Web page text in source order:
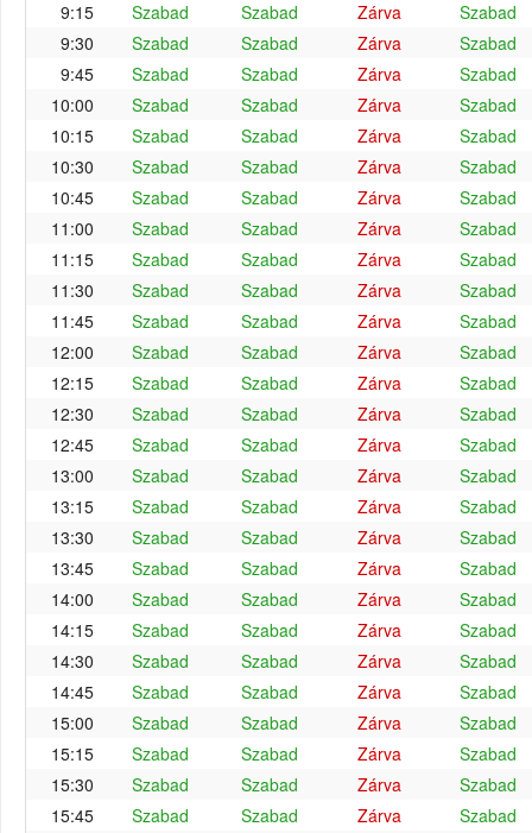
9:15
Szabad Szabad Zárva
Szabad
9:30
Szabad Szabad Zárva
Szabad
9:45
Szabad Szabad Zárva
Szabad
10:00
Szabad Szabad Zárva
Szabad
10:15
Szabad Szabad Zárva
Szabad
10:30
Szabad Szabad Zárva
Szabad
10:45
Szabad Szabad Zárva
Szabad
11:00
Szabad Szabad Zárva
Szabad
11:15
Szabad Szabad Zárva
Szabad
11:30
Szabad Szabad Zárva
Szabad
11:45
Szabad Szabad Zárva
Szabad
12:00
Szabad Szabad Zárva
Szabad
12:15
Szabad Szabad Zárva
Szabad
12:30
Szabad Szabad Zárva
Szabad
12:45
Szabad Szabad Zárva
Szabad
13:00
Szabad Szabad Zárva
Szabad
13:15
Szabad Szabad Zárva
Szabad
13:30
Szabad Szabad Zárva
Szabad
13:45
Szabad Szabad Zárva
Szabad
14:00
Szabad Szabad Zárva
Szabad
14:15
Szabad Szabad Zárva
Szabad
14:30
Szabad Szabad Zárva
Szabad
14:45
Szabad Szabad Zárva
Szabad
15:00
Szabad Szabad Zárva
Szabad
15:15
Szabad Szabad Zárva
Szabad
15:30
Szabad Szabad Zárva
Szabad
15:45
Szabad Szabad Zárva
Szabad